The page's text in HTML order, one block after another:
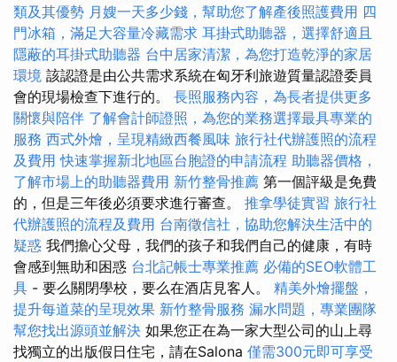
類及其優勢 月嫂一天多少錢，幫助您了解產後照護費用 四
門冰箱，滿足大容量冷藏需求 耳掛式助聽器，選擇舒適且
隱蔽的耳掛式助聽器 台中居家清潔，為您打造乾淨的家居
環境 該認證是由公共需求系統在匈牙利旅遊質量認證委員
會的現場檢查下進行的。 長照服務內容，為長者提供更多
關懷與陪伴 了解會計師證照，為您的業務選擇最具專業的
服務 西式外燴，呈現精緻西餐風味 旅行社代辦護照的流程
及費用 快速掌握新北地區台胞證的申請流程 助聽器價格，
了解市場上的助聽器費用 新竹整骨推薦 第一個評級是免費
的，但是三年後必須要求進行審查。 推拿學徒實習 旅行社
代辦護照的流程及費用 台南徵信社，協助您解決生活中的
疑惑 我們擔心父母，我們的孩子和我們自己的健康，有時
會感到無助和困惑 台北記帳士專業推薦 必備的SEO軟體工
具 - 要么關閉學校，要么在酒店見客人。 精美外燴擺盤，
提升每道菜的呈現效果 新竹整骨服務 漏水問題，專業團隊
幫您找出源頭並解決 如果您正在為一家大型公司的山上尋
找獨立的出版假日住宅，請在Salona 僅需300元即可享受